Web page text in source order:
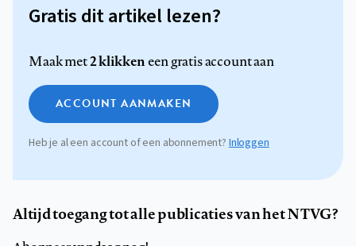
Gratis dit artikel lezen?
Maak met2 klikkeneen gratis account aan
ACCOUNT AANMAKEN
Heb je al een account of een abonnement? Inloggen
Altijd toegang tot alle publicaties van het NTVG?